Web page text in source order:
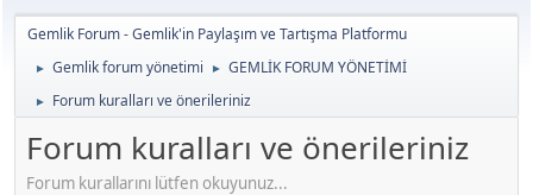
Gemlik Forum - Gemlik'in Paylaşım ve Tartışma Platformu
► Gemlik forum yönetimi ► GEMLİK FORUM YÖNETİMİ
► Forum kuralları ve önerileriniz
Forum kuralları ve önerileriniz
Forum kurallarını lütfen okuyunuz...